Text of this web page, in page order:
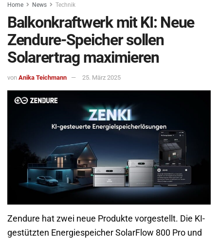
Home News Technik
Balkonkraftwerk mit KI: Neue
Zendure-Speicher sollen
Solarertrag maximieren
von Anika Teichmann 25. März 2025
Zendure hat zwei neue Produkte vorgestellt. Die KI-
gestützten Energiespeicher SolarFlow 800 Pro und